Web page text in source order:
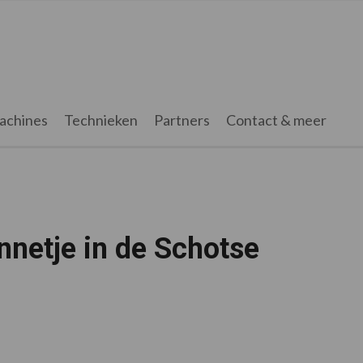
Technieken Partners Contact & meer
in de Schotse